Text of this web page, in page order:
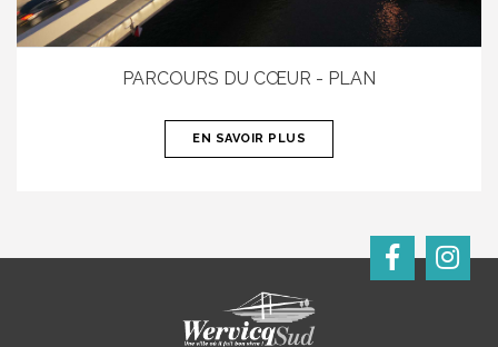
PARCOURS DU CŒUR - PLAN
EN SAVOIR PLUS